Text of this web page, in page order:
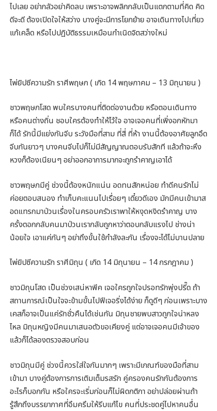
ไปเลย อย่ากลัวอย่าคิดลบ เพราะอาจพลิกกลับเป็นแตกตามที่คิด คิด
ดีจะดี ต้องเปิดใจให้สว่าง บางคู่จะมีการโยกย้าย อาจเดินทางไปเที่ยว
แก้เคล็ด หรือไปปฎิบัติธรรมเหมือนกำเนิดจิตสว่างใหม่
ไพ่ยิปซีความรัก ราศีพฤษภ ( เกิด 14 พฤษภาคม – 13 มิถุนายน )
ชาวพฤษภโสด พบใครบางคนที่ติดต่องานด้วย หรือตอนเดินทาง
หรือคนต่างถิ่น ชอบใครต้องทำให้ไว้ใจ อาจเจอคนที่เพิ่งอกหักมา
ก็ได้ รักนี้มีแย่งกันจีบ ระวังมือที่สาม ที่สี่ ที่ห้า งานนี้ต้องอาศัยลูกอึด
จีบกันยาวๆ บางคนจีบไปก็ไม่มีสัญญาณตอบรับสักที แล้วถ้าจะหึง
หวงก็ต้องเนียนๆ อย่าออกอาการมากจะถูกรำคาญเอาได้
ชาวพฤษภมีคู่ ช่วงนี้ต้องหนักแน่น อดทนสักหน่อย ทำดีคนรักไม่
ค่อยตอบสนอง ทำเก็บคะแนนไปเรื่อยๆ เดี๋ยวดีเอง มักมีคนเข้ามาส
อดแทรกมาป่วนเรื่องในครอบครัวเราพาให้หงุดหงิดรำคาญ บาง
ครั้งตอกกลับคนมาป่วนเรากลับถูกหาว่าตอบกลับแรงไป ช่างน่า
น้อยใจ เอาแค่กันๆ อย่าถึงขั้นใช้กำลังละกัน เรื่องจะได้ไม่บานปลาย
ไพ่ยิปซีความรัก ราศีมิถุน ( เกิด 14 มิถุนายน – 14 กรกฎาคม )
ชาวมิถุนโสด เป็นช่วงเสน่หาพีค เจอใครถูกใจปรอทรักพุ่งปรี๊ด ถ้า
สถานการณ์เป็นใจจะข้ามขั้นไปฟีเจอริ่งได้ง่าย ก็ดูดีๆ ก่อนเพราะบาง
เคสก็อาจเป็นแค่รักชั่วคืนได้เช่นกัน มิถุนชายพบสาวถูกใจน่าหลง
ไหล มิถุนหญิงมีคนมาเสนอตัวขอเคียงคู่ แต่อาจเจอคนมีเจ้าของ
แล้วก็ได้ลองตรวจสอบก่อน
ชาวมิถุนมีคู่ ช่วงนี้ควรใส่ใจกันมากๆ เพราะมีเกณฑ์ของมือที่สาม
เข้ามา บางคู่ต้องการการเติมเต็มรสรัก คู่ครองคนรักกันต้องการ
อะไรก็บอกกัน หรือใครจะเริ่มก่อนก็ไม่ผิดกติกา อย่าปล่อยผ่านถ้า
รู้สึกถึงบรรยากาศที่อึมครึมให้รีบแก้ไข คนที่ประชดคู่ไปหาคนอื่น